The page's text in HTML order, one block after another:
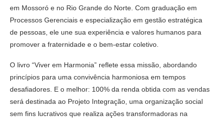
em Mossoró e no Rio Grande do Norte. Com graduação em
Processos Gerenciais e especialização em gestão estratégica
de pessoas, ele une sua experiência e valores humanos para
promover a fraternidade e o bem-estar coletivo.
O livro “Viver em Harmonia” reflete essa missão, abordando
princípios para uma convivência harmoniosa em tempos
desafiadores. E o melhor: 100% da renda obtida com as vendas
será destinada ao Projeto Integração, uma organização social
sem fins lucrativos que realiza ações transformadoras na